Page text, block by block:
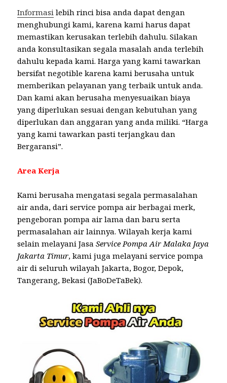
Informasi lebih rinci bisa anda dapat dengan
menghubungi kami, karena kami harus dapat
memastikan kerusakan terlebih dahulu. Silakan
anda konsultasikan segala masalah anda terlebih
dahulu kepada kami. Harga yang kami tawarkan
bersifat negotible karena kami berusaha untuk
memberikan pelayanan yang terbaik untuk anda.
Dan kami akan berusaha menyesuaikan biaya
yang diperlukan sesuai dengan kebutuhan yang
diperlukan dan anggaran yang anda miliki. “Harga
yang kami tawarkan pasti terjangkau dan
Bergaransi”.
Area Kerja
Kami berusaha mengatasi segala permasalahan
air anda, dari service pompa air berbagai merk,
pengeboran pompa air lama dan baru serta
permasalahan air lainnya. Wilayah kerja kami
selain melayani JasaService Pompa Air Malaka Jaya
Jakarta Timur, kami juga melayani service pompa
air di seluruh wilayah Jakarta, Bogor, Depok,
Tangerang, Bekasi (JaBoDeTaBek).